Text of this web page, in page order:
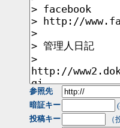
参照先
暗証キー
投稿キー
（